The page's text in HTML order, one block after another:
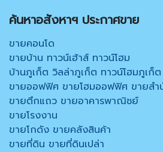
ค้นหาอสังหาฯ ประกาศขาย
ขายคอนโด
ขายบ้าน ทาวน์เฮ้าส์ ทาวน์โฮม
บ้านภูเก็ต วิลล่าภูเก็ต ทาวน์โฮมภูเก็ต
ขายออฟฟิศ ขายโฮมออฟฟิศ ขายสำ
ขายตึกแถว ขายอาคารพาณิชย์
ขายโรงงาน
ขายโกดัง ขายคลังสินค้า
ขายที่ดิน ขายที่ดินเปล่า